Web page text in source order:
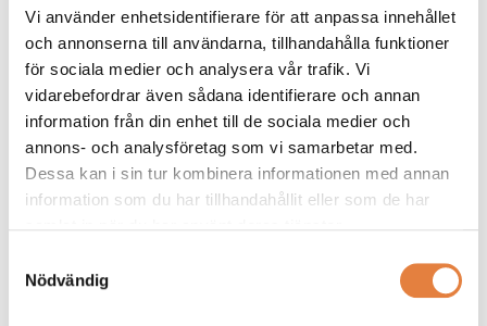
Vi använder enhetsidentifierare för att anpassa innehållet
och annonserna till användarna, tillhandahålla funktioner
för sociala medier och analysera vår trafik. Vi
vidarebefordrar även sådana identifierare och annan
information från din enhet till de sociala medier och
annons- och analysföretag som vi samarbetar med.
Dessa kan i sin tur kombinera informationen med annan
information som du har tillhandahållit eller som de har
Nödvändig
beskriva produkters miljöpåverkan ur ett livscykelperspektiv.
Läs mer om EPD-verktyget
Relevanta regelverk